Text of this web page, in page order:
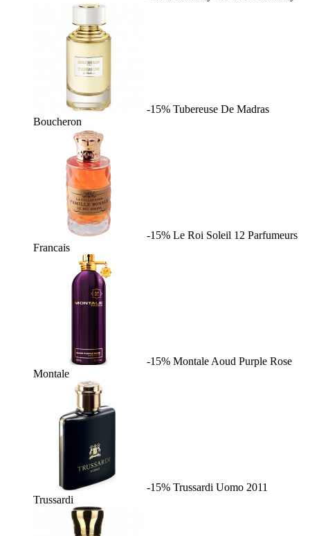
-15% Tubereuse De Madras
Boucheron
-15% Le Roi Soleil 12 Parfumeurs
Francais
-15% Montale Aoud Purple Rose
Montale
-15% Trussardi Uomo 2011
Trussardi